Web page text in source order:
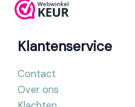
Klantenservice
Contact
Over ons